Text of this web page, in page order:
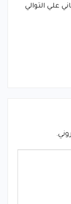
علي التوالي